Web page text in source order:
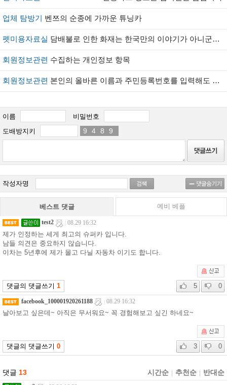
업체 탐방기 벤쯔의 순종에 가까운 튜닝카
펫미용자료실 담배불로 인한 화재는 한국만의 이야기가 아니군요.ㅋㅋ~~
회원정보관련 수집하는 개인정보 항목
회원정보관련 본인의 올바른 이름과 주민등록번호를 입력해도 실명이 확인되지 않을땐 어떻게 하나요?